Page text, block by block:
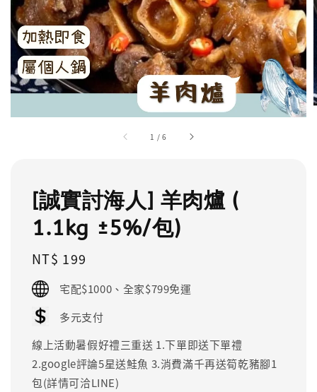
1 /6
[誠實討海人] 羊肉爐 (
1.1kg ±5%/包)
Regular
price
NT$ 199
宅配$1000、全家$799免運
多元支付
線上活動暑假好禮三重送 1.下單即送下單禮
2.google評論5星送鮭魚 3.消費滿千再送筍乾豬腳1
包(詳情可洽LINE)